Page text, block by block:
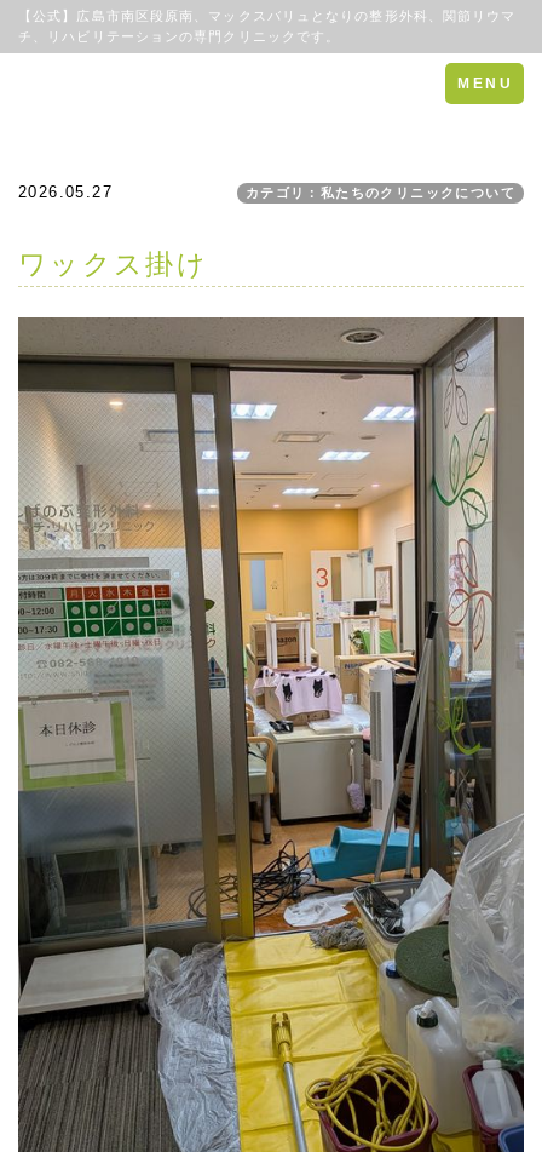
【公式】広島市南区段原南、マックスバリュとなりの整形外科、関節リウマ
チ、リハビリテーションの専門クリニックです。
Toggle
navigation
MENU
2026.05.27 カテゴリ：私たちのクリニックについて
ワックス掛け